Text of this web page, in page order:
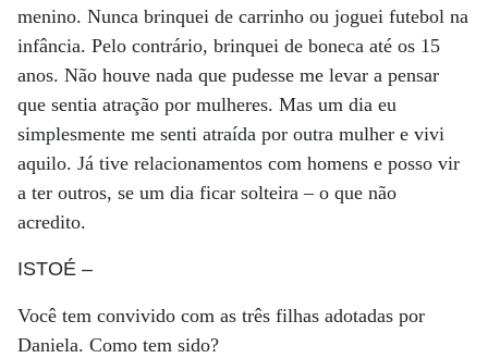
menino. Nunca brinquei de carrinho ou joguei futebol na
infância. Pelo contrário, brinquei de boneca até os 15
anos. Não houve nada que pudesse me levar a pensar
que sentia atração por mulheres. Mas um dia eu
simplesmente me senti atraída por outra mulher e vivi
aquilo. Já tive relacionamentos com homens e posso vir
a ter outros, se um dia ficar solteira – o que não
acredito.
ISTOÉ –
Você tem convivido com as três filhas adotadas por
Daniela. Como tem sido?